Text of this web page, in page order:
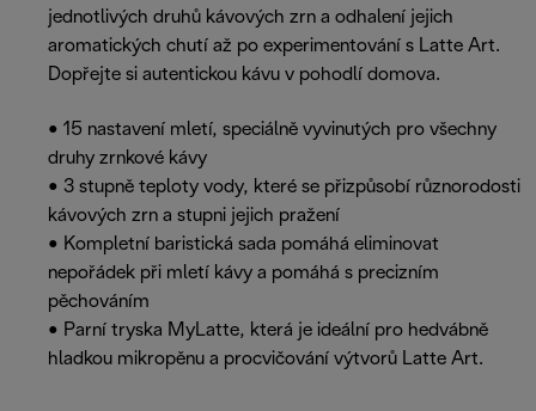
jednotlivých druhů kávových zrn a odhalení jejich
aromatických chutí až po experimentování s Latte Art.
Dopřejte si autentickou kávu v pohodlí domova.
• 15 nastavení mletí, speciálně vyvinutých pro všechny
druhy zrnkové kávy
• 3 stupně teploty vody, které se přizpůsobí různorodosti
kávových zrn a stupni jejich pražení
• Kompletní baristická sada pomáhá eliminovat
nepořádek při mletí kávy a pomáhá s precizním
pěchováním
• Parní tryska MyLatte, která je ideální pro hedvábně
hladkou mikropěnu a procvičování výtvorů Latte Art.